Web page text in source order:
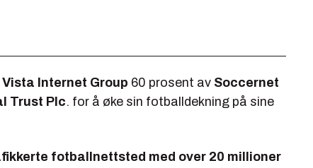
Vista Internet Group 60 prosent av Soccernet
Trust Plc. for å øke sin fotballdekning på sine
fotballnettsted med over 20 millioner